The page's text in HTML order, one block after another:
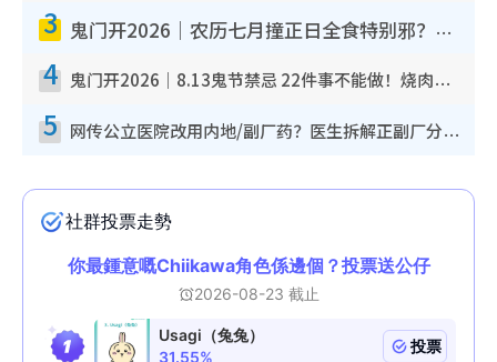
3 鬼门开2026｜农历七月撞正日全食特别邪？专家警告切忌做一事！揭4大禁忌+2招保平安
4 鬼门开2026｜8.13鬼节禁忌 22件事不能做！烧肉、刺身要少食？半夜勿吹口哨/打给个电话
5 网传公立医院改用内地/副厂药？医生拆解正副厂分别，揭4类人换药随时出事